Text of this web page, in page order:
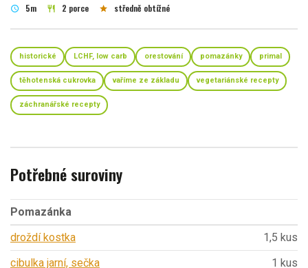
schedule 5m restaurant 2 porce star středně obtížné
historické LCHF, low carb orestování pomazánky primal
těhotenská cukrovka vaříme ze základu vegetariánské recepty
záchranářské recepty
Potřebné suroviny
Pomazánka
droždí kostka
1,5 kus
cibulka jarní, sečka
1 kus